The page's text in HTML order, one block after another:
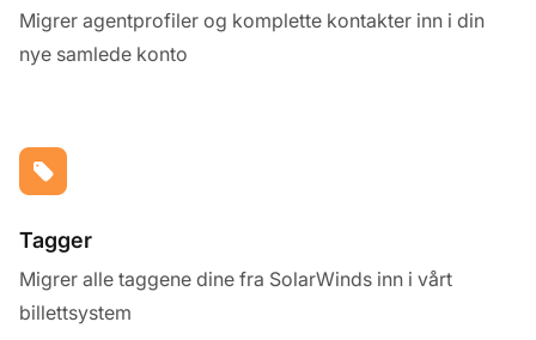
Migrer agentprofiler og komplette kontakter inn i din
nye samlede konto
Tagger
Migrer alle taggene dine fra SolarWinds inn i vårt
billettsystem